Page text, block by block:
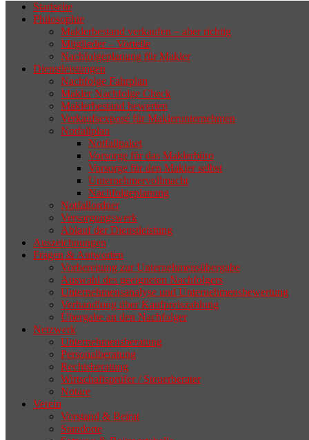
Wenn sich der Makler oder Inhaber
zurückziehen möchte, aber keinen
geeigneten Nachfolger findet, droht nicht
selten die Geschäftsaufgabe.
Startseite
Philosophie
Maklerbestand verkaufen – aber richtig
Mitglieder – Vorteile
Nachfolgeplanung für Makler
Dienstleistungen
Nachfolge Fahrplan
Makler Nachfolge Check
Maklerbestand bewerten
Verkaufsexposé für Maklerunternehmen
Notfallplan
Notfallpaket
Vorsorge für das Maklerbüro
Vorsorge für den Makler selbst
Unternehmervollmacht
Nachfolgeplanung
Notfallordner
Versorgungswerk
Ablauf der Dienstleistung
Auszeichnungen
Fragen & Antworten
Vorbereitung zur Unternehmensübergabe
Auswahl des geeigneten Nachfolgers
Unternehmensanalyse und Unternehmensbewertung
Verhandlung über Kaufpreiszahlung
Übergabe an den Nachfolger
Netzwerk
Unternehmensberatung
Personalberatung
Rechtsberatung
Wirtschaftsprüfer / Steuerberater
Notare
Verein
Vorstand & Beirat
Standorte